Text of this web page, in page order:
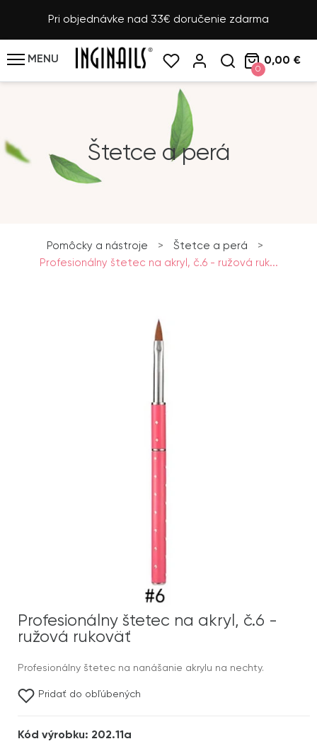
Pri objednávke nad 33€ doručenie zdarma
MENU
0
0,00 €
Štetce a perá
Pomôcky a nástroje > Štetce a perá
>
Profesionálny štetec na akryl, č.6 - ružová ruk...
Profesionálny štetec na akryl, č.6 -
ružová rukoväť
Profesionálny štetec na nanášanie akrylu na nechty.
Pridať do obľúbených
Kód výrobku: 202.11a